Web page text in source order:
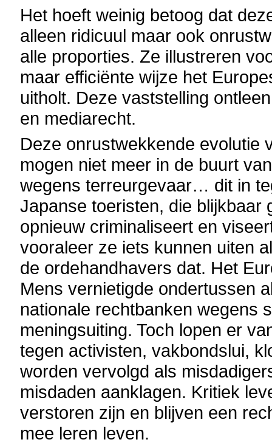
Het hoeft weinig betoog dat
alleen ridicuul maar ook
alle proporties. Ze illustreren
maar efficiënte wijze het
uitholt. Deze vaststelling
en mediarecht.
Deze onrustwekkende evolutie
mogen niet meer in de buurt
wegens terreurgevaar… dit in
Japanse toeristen, die blijkbaar
opnieuw criminaliseert en
vooraleer ze iets kunnen uiten
de ordehandhavers dat. Het
Mens vernietigde ondertussen
nationale rechtbanken wegens
meningsuiting. Toch lopen er
tegen activisten, vakbondslui,
worden vervolgd als
misdaden aanklagen. Kritiek
verstoren zijn en blijven een
mee leren leven.